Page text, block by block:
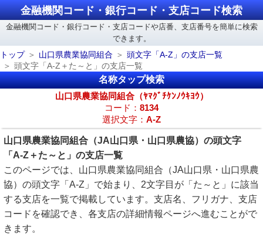
金融機関コード・銀行コード・支店コード検索
金融機関コード・銀行コード・支店コードや店番、支店番号を簡単に検索
できます。
トップ
山口県農業協同組合
頭文字「A-Z」の支店一覧
頭文字「A-Z＋た～と」の支店一覧
名称タップ検索
山口県農業協同組合（ﾔﾏｸﾞﾁｹﾝﾉｳｷﾖｳ）
コード： 8134
選択文字： A-Z
山口県農業協同組合（JA山口県・山口県農協）の頭文字
「A-Z＋た～と」の支店一覧
このページでは、山口県農業協同組合（JA山口県・山口県農
協）の頭文字「A-Z」で始まり、2文字目が「た～と」に該当
する支店を一覧で掲載しています。支店名、フリガナ、支店
コードを確認でき、各支店の詳細情報ページへ進むことがで
きます。